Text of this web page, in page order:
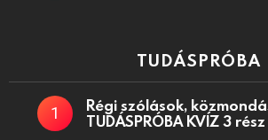
TUDÁSPRÓBA
Régi szólások,
TUDÁSPRÓBA KVÍZ 3 rész